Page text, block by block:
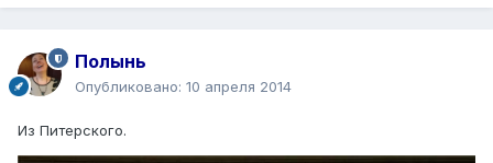
Полынь
Опубликовано: 10 апреля 2014
Из Питерского.